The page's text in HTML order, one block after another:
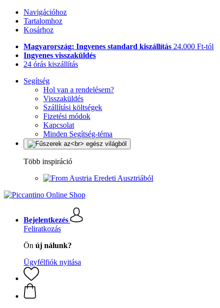
Navigációhoz
Tartalomhoz
Kosárhoz
Magyarország: Ingyenes standard kiszállítás 24.000 Ft-tól
Ingyenes visszaküldés
24 órás kiszállítás
Segítség
Hol van a rendelésem?
Visszaküldés
Szállítási költségek
Fizetési módok
Kapcsolat
Minden Segítség-téma
Több inspiráció
Eredeti Ausztriából
Bejelentkezés
Feliratkozás
Ön új nálunk?
Ügyfélfiók nyitása